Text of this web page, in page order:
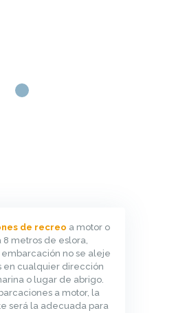
de recreo a motor o
8 metros de eslora,
no se aleje
en cualquier dirección
o lugar de abrigo.
a motor, la
será la adecuada para